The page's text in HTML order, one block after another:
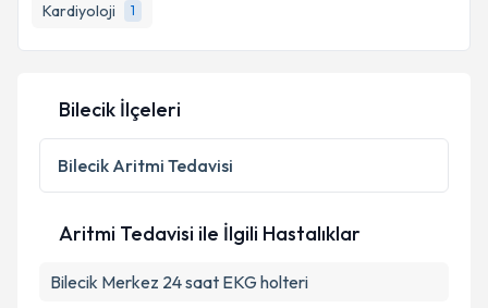
Kardiyoloji
1
Bilecik İlçeleri
Bilecik Aritmi Tedavisi
Aritmi Tedavisi ile İlgili Hastalıklar
Bilecik Merkez 24 saat EKG holteri